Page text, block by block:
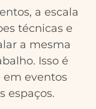
a escala
técnicas e
a mesma
Isso é
eventos
espaços.